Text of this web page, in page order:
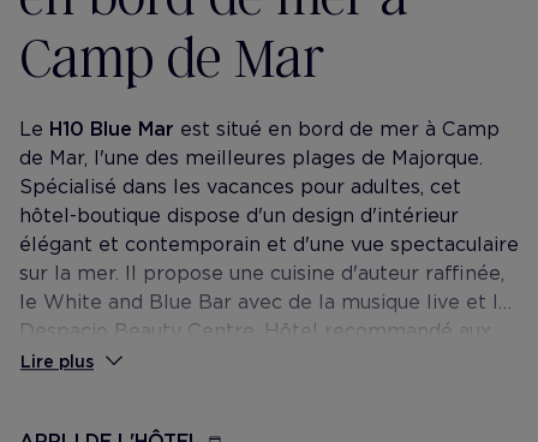
Camp de Mar
Le H10 Blue Mar est situé en bord de mer à Camp
de Mar, l'une des meilleures plages de Majorque.
Spécialisé dans les vacances pour adultes, cet
hôtel-boutique dispose d'un design d'intérieur
élégant et contemporain et d'une vue spectaculaire
sur la mer. Il propose une cuisine d'auteur raffinée,
le White and Blue Bar avec de la musique live et le
Despacio Beauty Centre. Hôtel recommandé aux
adultes âgés de plus de 16 ans.
Lire plus